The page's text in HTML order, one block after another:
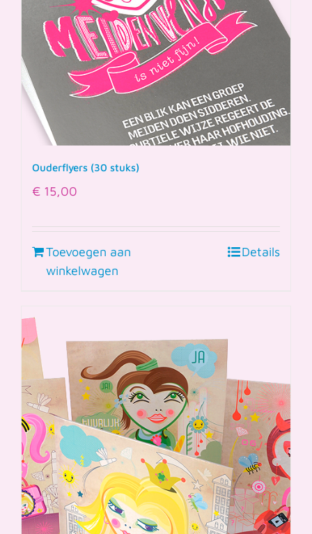
Ouderflyers (30 stuks)
€ 15,00
Toevoegen aan
winkelwagen
Details